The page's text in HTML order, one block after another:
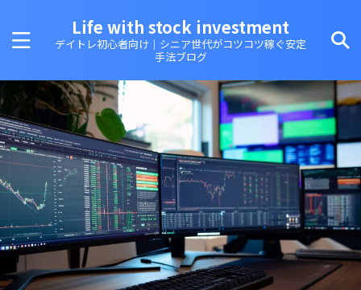
Life with stock investment
デイトレ初心者向け｜シニア世代がコツコツ稼ぐ安定
手法ブログ